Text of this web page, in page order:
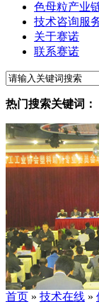
色母粒产业
技术咨询服
关于赛诺
联系赛诺
热门搜索关键词：
首页 » 技术在线 »